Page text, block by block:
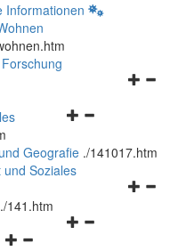
Informationen
Navigationsmenü
und
schließen
Geografie ./141017.htm
Soziales
Navigationsmenü
./141.htm
Navigationsmenü